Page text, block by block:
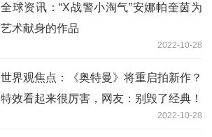
全球资讯：“X战警小淘气”安娜帕奎茵为
艺术献身的作品
2022-10-28
世界观焦点：《奥特曼》将重启拍新作？
特效看起来很厉害，网友：别毁了经典！
2022-10-28